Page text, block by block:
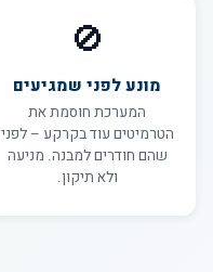
🚫
מונע לפני שמגיעים
המערכת חוסמת את
הטרמיטים עוד בקרקע – לפני
שהם חודרים למבנה. מניעה
ולא תיקון.